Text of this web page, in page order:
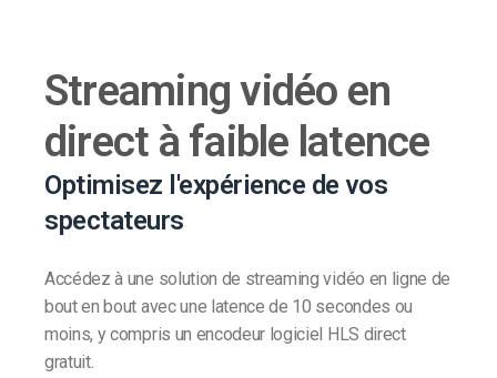
Streaming vidéo en
direct à faible latence
Optimisez l'expérience de vos
spectateurs
Accédez à une solution de streaming vidéo en ligne de
bout en bout avec une latence de 10 secondes ou
moins, y compris un encodeur logiciel HLS direct
gratuit.